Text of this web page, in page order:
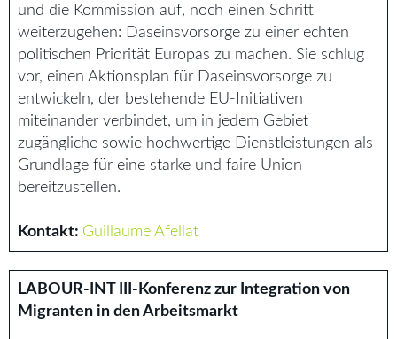
und die Kommission auf, noch einen Schritt
weiterzugehen: Daseinsvorsorge zu einer echten
politischen Priorität Europas zu machen. Sie schlug
vor, einen Aktionsplan für Daseinsvorsorge zu
entwickeln, der bestehende EU-Initiativen
miteinander verbindet, um in jedem Gebiet
zugängliche sowie hochwertige Dienstleistungen als
Grundlage für eine starke und faire Union
bereitzustellen.
Kontakt: Guillaume Afellat
LABOUR-INT III-Konferenz zur Integration von
Migranten in den Arbeitsmarkt